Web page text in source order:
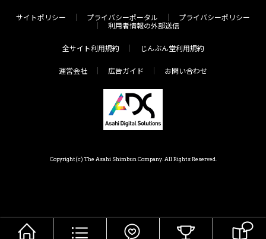
サイトポリシー プライバシーポータル
プライバシーポリシー
利用者情報の外部送信
全サイト利用規約 じんぶん堂利用規約
運営会社 広告ガイド お問い合わせ
Copyright(c) The Asahi Shimbun Company. All Rights Reserved.